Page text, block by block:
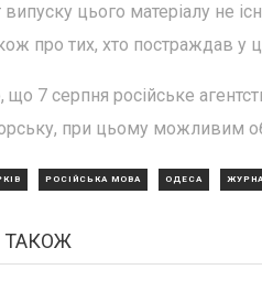
цього матеріалу не
про тих, хто постраждав у
що 7 серпня російське
при цьому можливим
РОСІЙСЬКА МОВА ОДЕСА
ТАКОЖ